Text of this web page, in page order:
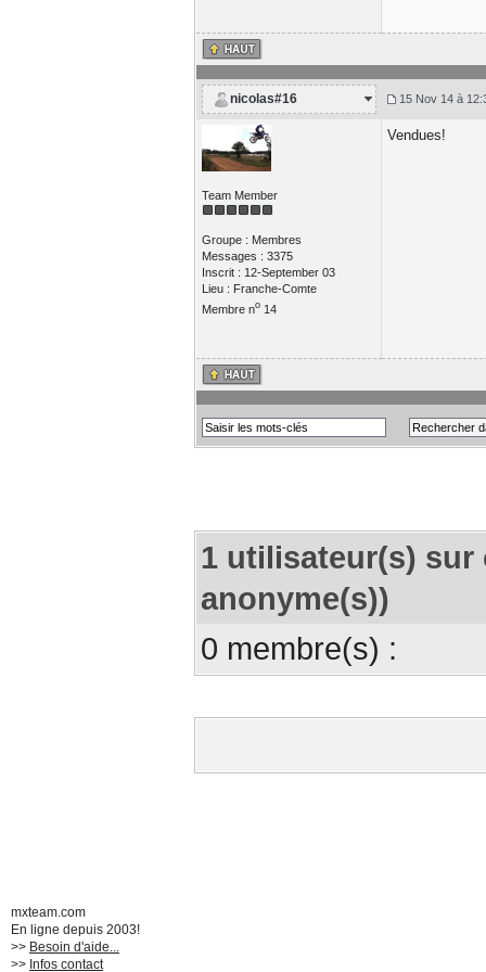
nicolas#16 15 Nov 14 à
Team Member
Groupe : Membres
Messages : 3375
Inscrit : 12-September 03
Lieu : Franche-Comte
Membre no14
Vendues!
1 utilisateur(s) sur
anonyme(s))
0 membre(s) :
mxteam.com
En ligne depuis 2003!
>> Besoin d'aide...
>> Infos contact